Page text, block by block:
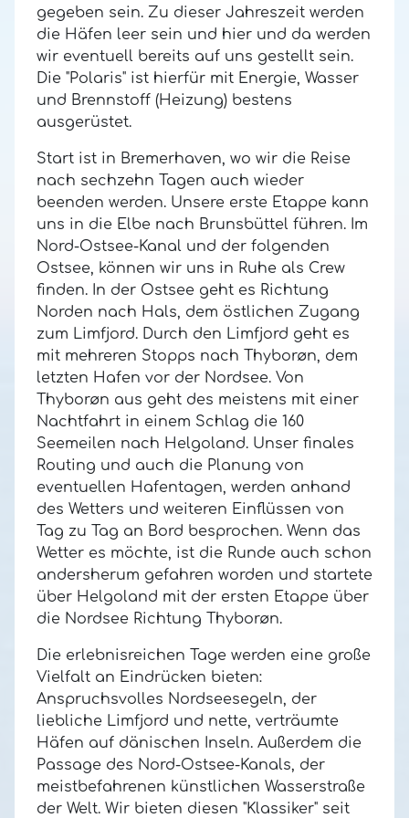
gegeben sein. Zu dieser Jahreszeit werden
die Häfen leer sein und hier und da werden
wir eventuell bereits auf uns gestellt sein.
Die "Polaris" ist hierfür mit Energie, Wasser
und Brennstoff (Heizung) bestens
ausgerüstet.
Start ist in Bremerhaven, wo wir die Reise
nach sechzehn Tagen auch wieder
beenden werden. Unsere erste Etappe kann
uns in die Elbe nach Brunsbüttel führen. Im
Nord-Ostsee-Kanal und der folgenden
Ostsee, können wir uns in Ruhe als Crew
finden. In der Ostsee geht es Richtung
Norden nach Hals, dem östlichen Zugang
zum Limfjord. Durch den Limfjord geht es
mit mehreren Stopps nach Thyborøn, dem
letzten Hafen vor der Nordsee. Von
Thyborøn aus geht des meistens mit einer
Nachtfahrt in einem Schlag die 160
Seemeilen nach Helgoland. Unser finales
Routing und auch die Planung von
eventuellen Hafentagen, werden anhand
des Wetters und weiteren Einflüssen von
Tag zu Tag an Bord besprochen. Wenn das
Wetter es möchte, ist die Runde auch schon
andersherum gefahren worden und startete
über Helgoland mit der ersten Etappe über
die Nordsee Richtung Thyborøn.
Die erlebnisreichen Tage werden eine große
Vielfalt an Eindrücken bieten:
Anspruchsvolles Nordseesegeln, der
liebliche Limfjord und nette, verträumte
Häfen auf dänischen Inseln. Außerdem die
Passage des Nord-Ostsee-Kanals, der
meistbefahrenen künstlichen Wasserstraße
der Welt. Wir bieten diesen "Klassiker" seit